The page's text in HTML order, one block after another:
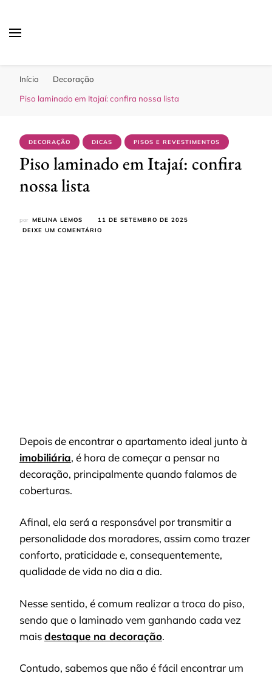
Início
Decoração
Piso laminado em Itajaí: confira nossa lista
DECORAÇÃO DICAS PISOS E REVESTIMENTOS
Piso laminado em Itajaí: confira
nossa lista
por MELINA LEMOS
11 DE SETEMBRO DE 2025
DEIXE UM COMENTÁRIO
Depois de encontrar o apartamento ideal junto à
imobiliária, é hora de começar a pensar na
decoração, principalmente quando falamos de
coberturas.
Afinal, ela será a responsável por transmitir a
personalidade dos moradores, assim como trazer
conforto, praticidade e, consequentemente,
qualidade de vida no dia a dia.
Nesse sentido, é comum realizar a troca do piso,
sendo que o laminado vem ganhando cada vez
maisdestaque na decoração.
Contudo, sabemos que não é fácil encontrar um